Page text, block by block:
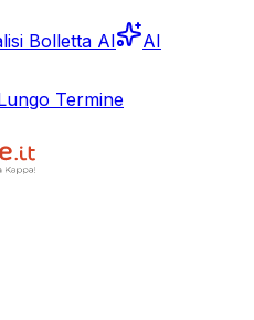
Bolletta AI AI
Termine